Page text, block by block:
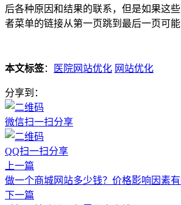
后各种原因和结果的联系，但是如果这
者菜单的链接从第一页跳到最后一页可能
本文标签： 医院网站优化 网站优化
分享到：
微信扫一扫分享
QQ扫一扫分享
上一篇
做一个商城网站多少钱？价格影响因素有
下一篇